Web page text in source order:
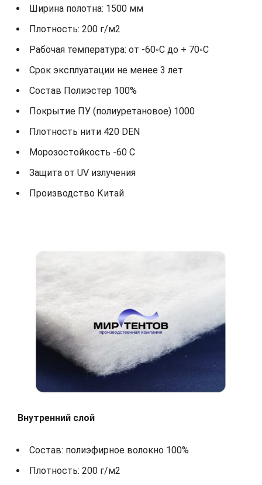
Ширина полотна: 1500 мм
Плотность: 200 г/м2
Рабочая температура: от -60◦С до + 70◦С
Срок эксплуатации не менее 3 лет
Состав Полиэстер 100%
Покрытие ПУ (полиуретановое) 1000
Плотность нити 420 DEN
Морозостойкость -60 С
Защита от UV излучения
Производство Китай
Внутренний слой
Состав: полиэфирное волокно 100%
Плотность: 200 г/м2